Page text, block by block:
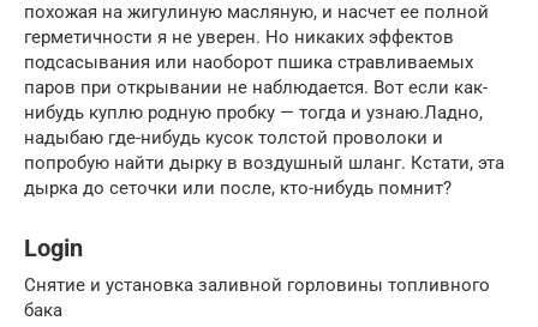
похожая на жигулиную масляную, и насчет ее полной
герметичности я не уверен. Но никаких эффектов
подсасывания или наоборот пшика стравливаемых
паров при открывании не наблюдается. Вот если как-
нибудь куплю родную пробку — тогда и узнаю.Ладно,
надыбаю где-нибудь кусок толстой проволоки и
попробую найти дырку в воздушный шланг. Кстати, эта
дырка до сеточки или после, кто-нибудь помнит?
Login
Снятие и установка заливной горловины топливного
бака